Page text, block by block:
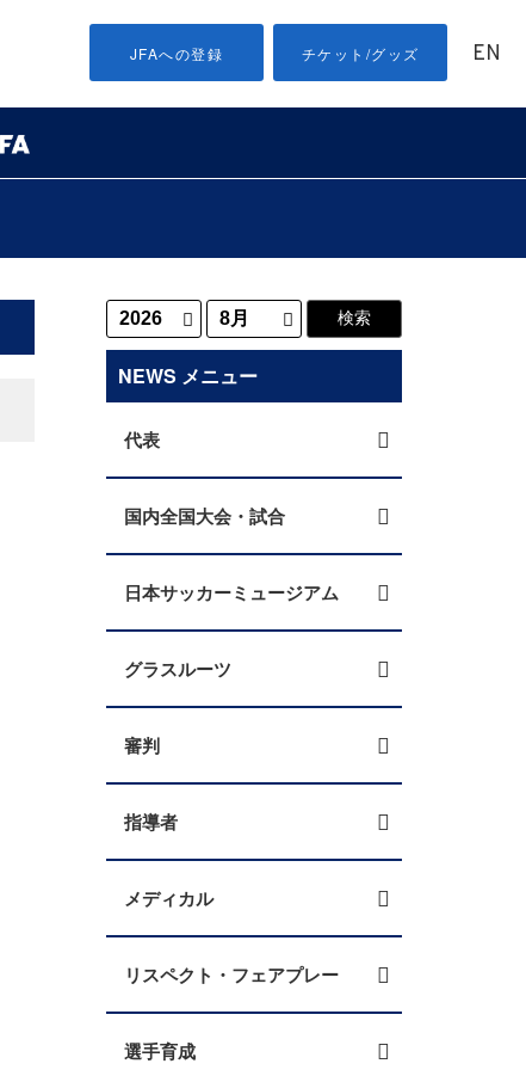
JFAへの登録 チケット/グッズ EN
NEWS メニュー
代表
国内全国大会・試合
日本サッカーミュージアム
グラスルーツ
審判
指導者
メディカル
リスペクト・フェアプレー
選手育成